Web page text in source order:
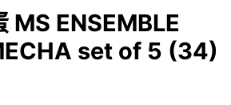
MS ENSEMBLE
set of 5 (34)